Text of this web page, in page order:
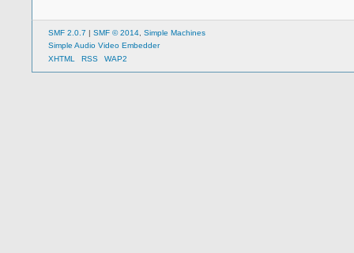
SMF 2.0.7 | SMF © 2014 Simple Machines
Simple Audio Video Embedder
XHTML
RSS WAP2